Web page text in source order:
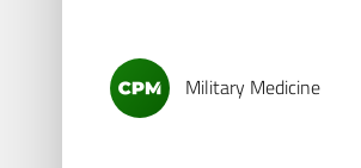
Military Medicine